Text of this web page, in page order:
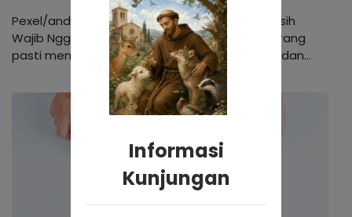
Pexel/andres-ayrton Paskah Sudah Lewat, Masih
Wajib Nggak Puasa dan Pantang? Sebagian orang
pasti menjawab sudah tak perlu lagi pantang dan…
Informasi
Kunjungan